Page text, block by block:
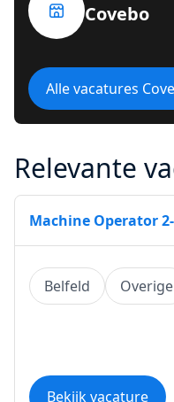
Covebo
Alle vacatures
Relevante
Machine Operator
Belfeld Overige
Bekijk vacature